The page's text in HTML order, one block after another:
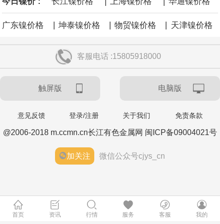
广东镍价格 | 坤泰镍价格 | 物贸镍价格 | 天津镍价格
客服电话 :15805918000
触屏版 电脑版
意见反馈 登录/注册 关于我们 免责条款
@2006-2018 m.ccmn.cn长江有色金属网 闽ICP备09004021号
加关注 微信公众号cjys_cn
首页 资讯 行情 服务 客服 我的